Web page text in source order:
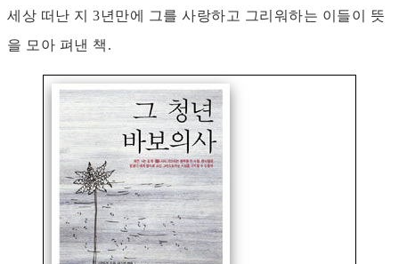
세상 떠난 지 3년만에 그를 사랑하고 그리워하는 이들이 뜻
을 모아 펴낸 책.